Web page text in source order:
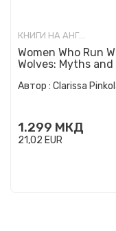
КНИГИ НА АНГЛИСКИ ЈАЗИК
Women Who Run
Wolves: Myths
Автор : Clarissa
1.299 МКД
21,02 EUR